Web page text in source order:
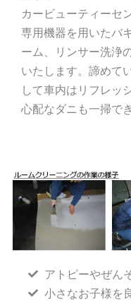
カービューティーセ
専用機器を用いたバ
ーム、リンサー洗浄
いたします。諦めて
して車内はリフレッ
心配なダニも一掃で
アトピーやぜん
小さなお子様を